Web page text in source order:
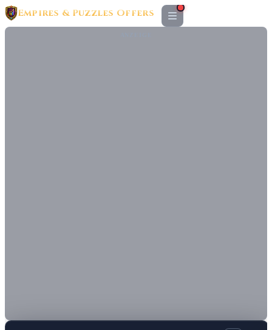
Empires & Puzzles Offers